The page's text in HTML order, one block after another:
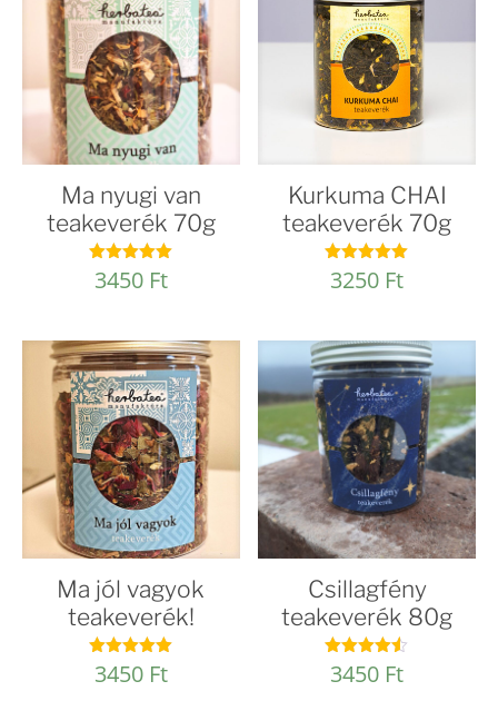
Ma nyugi van
teakeverék 70g
Értékelés:
5.00
3450 Ft
Kurkuma CHAI
teakeverék 70g
Értékelés:
5.00
3250 Ft
Ma jól vagyok
teakeverék!
Értékelés:
5.00
3450 Ft
Csillagfény
teakeverék 80g
Értékelés:
4.50
3450 Ft